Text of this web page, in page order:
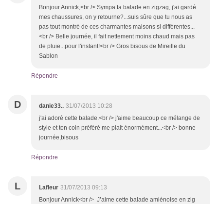
Bonjour Annick,<br /> Sympa ta balade en zigzag, j'ai gardé
mes chaussures, on y retourne?...suis sûre que tu nous as
pas tout montré de ces charmantes maisons si différentes...
<br /> Belle journée, il fait nettement moins chaud mais pas
de pluie...pour l'instant!<br /> Gros bisous de Mireille du
Sablon
Répondre
D danie33.. 31/07/2013 10:28
j'ai adoré cette balade.<br /> j'aime beaucoup ce mélange de
style et ton coin préféré me plait énormément...<br /> bonne
journée,bisous
Répondre
L Lafleur 31/07/2013 09:13
Bonjour Annick<br /> J’aime cette balade amiénoise en zig